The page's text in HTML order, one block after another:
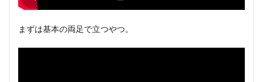
まずは基本の両足で立つやつ。